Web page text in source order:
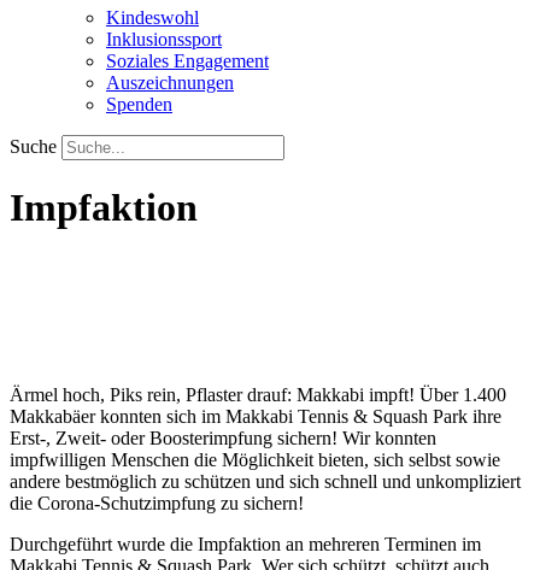
Kindeswohl
Inklusionssport
Soziales Engagement
Auszeichnungen
Spenden
Suche
Impfaktion
Ärmel hoch, Piks rein, Pflaster drauf: Makkabi impft! Über 1.400
Makkabäer konnten sich im Makkabi Tennis & Squash Park ihre
Erst-, Zweit- oder Boosterimpfung sichern! Wir konnten
impfwilligen Menschen die Möglichkeit bieten, sich selbst sowie
andere bestmöglich zu schützen und sich schnell und unkompliziert
die Corona-Schutzimpfung zu sichern!
Durchgeführt wurde die Impfaktion an mehreren Terminen im
Makkabi Tennis & Squash Park. Wer sich schützt, schützt auch